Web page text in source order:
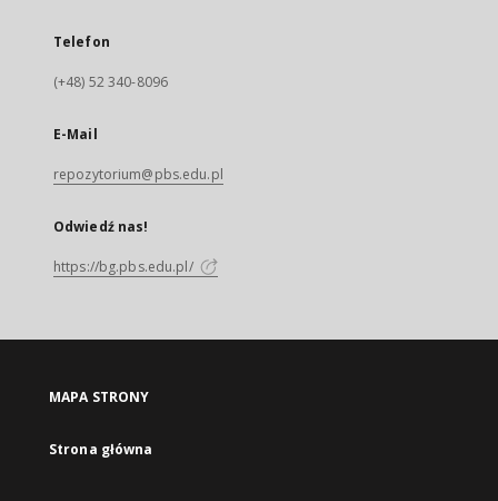
Telefon
(+48) 52 340-8096
E-Mail
repozytorium@pbs.edu.pl
Odwiedź nas!
https://bg.pbs.edu.pl/
MAPA STRONY
Strona główna